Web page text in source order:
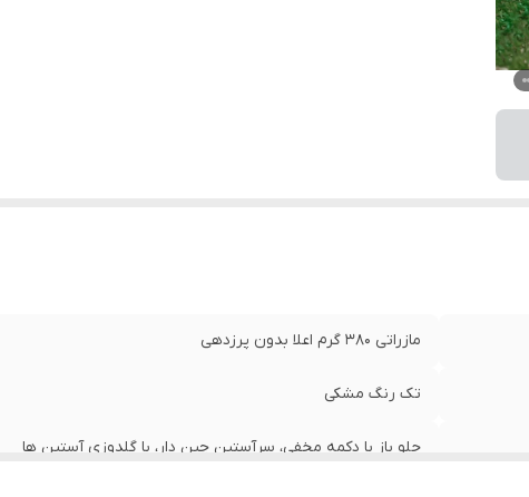
مازراتی ۳۸۰ گرم اعلا بدون پرزدهی
تک رنگ مشکی
جلو باز با دکمه مخفی، سرآستین چین دار، با گلدوزی آستین ها